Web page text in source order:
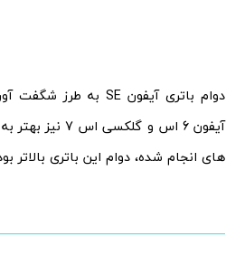
آیفون 6 اس و
های انجام شده، دوام این باتری بالاتر